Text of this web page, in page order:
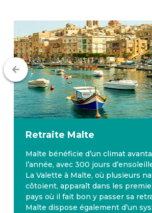
Retraite Malte
Malte bénéficie d’un climat
l’année, avec 300 jours
La Valette à Malte, où plusieurs
côtoient, apparaît dans les
pays où il fait bon y passer sa
Malte dispose également d’un